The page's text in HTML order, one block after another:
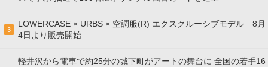
3
LOWERCASE × URBS × 空調服(R) エクスクルーシブモデル 8月
4日より販売開始
軽井沢から電車で約25分の城下町がアートの舞台に 全国の若手16